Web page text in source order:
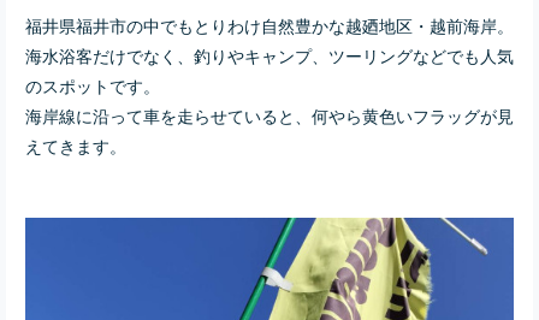
福井県福井市の中でもとりわけ自然豊かな越廼地区・越前海岸。
海水浴客だけでなく、釣りやキャンプ、ツーリングなどでも人気
のスポットです。
海岸線に沿って車を走らせていると、何やら黄色いフラッグが見
えてきます。